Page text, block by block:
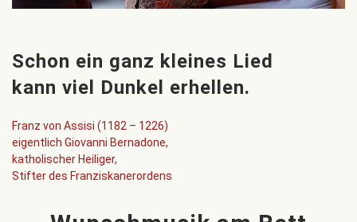
Schon ein ganz kleines Lied
kann viel Dunkel erhellen.
Franz von Assisi (1182 – 1226)
eigentlich Giovanni Bernadone,
katholischer Heiliger,
Stifter des Franziskanerordens